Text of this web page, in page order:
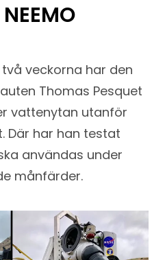
veckorna har den
Thomas Pesquet
vattenytan utanför
Där har han testat
användas under
månfärder.